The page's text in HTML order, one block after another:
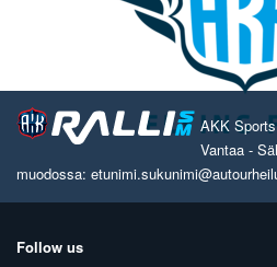
AKK
Vantaa -
muodossa:
Follow us